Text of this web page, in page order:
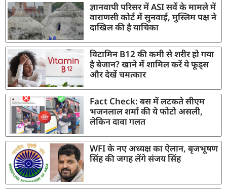
ज्ञानवापी परिसर में ASI सर्वे के मामले में
वाराणसी कोर्ट में सुनवाई, मुस्लिम पक्ष ने
दाखिल की है याचिका
विटामिन B12 की कमी से शरीर हो गया
है बेजान? खाने में शामिल करें ये फूड्स
और देखें चमत्कार
Fact Check: बस में लटकते सीएम
भजनलाल शर्मा की ये फोटो असली,
लेकिन दावा गलत
WFI के नए अध्यक्ष का ऐलान, बृजभूषण
सिंह की जगह लेंगे संजय सिंह